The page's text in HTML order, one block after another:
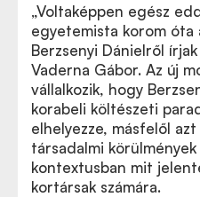
„Voltaképpen egész
egyetemista korom óta
Berzsenyi Dánielről
Vaderna Gábor. Az új
vállalkozik, hogy
korabeli költészeti
elhelyezze, másfelől
társadalmi
kontextusban mit
kortársak számára.